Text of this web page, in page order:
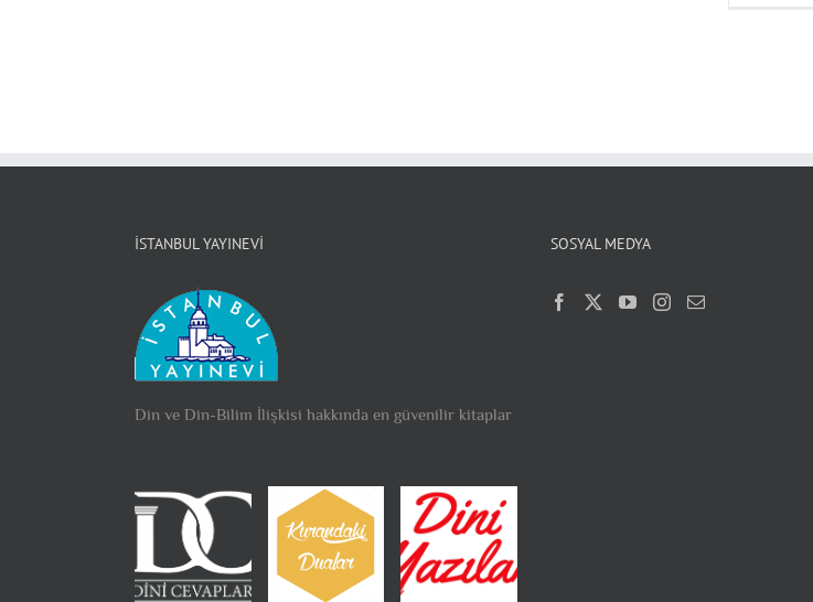
İSTANBUL YAYINEVI
Din ve Din-Bilim İlişkisi hakkında en güvenilir kitaplar
SOSYAL MEDYA